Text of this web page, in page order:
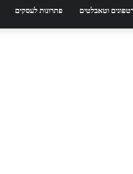
וטאבלטים פתרונות לעסקים